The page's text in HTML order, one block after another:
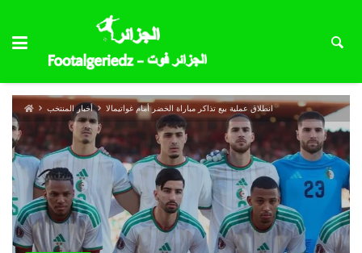
أخبار المنتخب انطلاق عملية بيع تذاكر مباراة الخضر أمام غواتيمالا